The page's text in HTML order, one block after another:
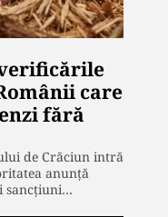
care
fără
de Crăciun intră
anunță
sancțiuni…